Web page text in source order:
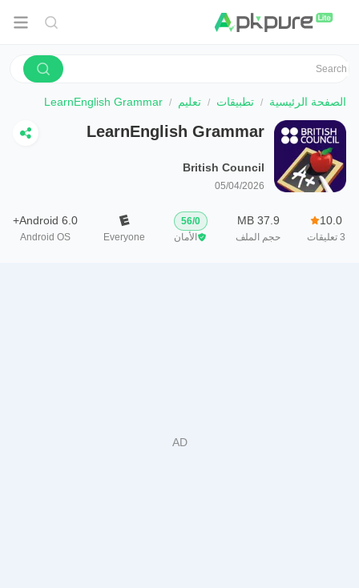
الصفحة الرئيسية تطبيقات تعليم LearnEnglish Grammar
LearnEnglish Grammar
British Council
05/04/2026
10.0
3 تعليقات
37.9 MB
حجم الملف
0
/
56
الأمان
Everyone
Android 6.0+
Android OS